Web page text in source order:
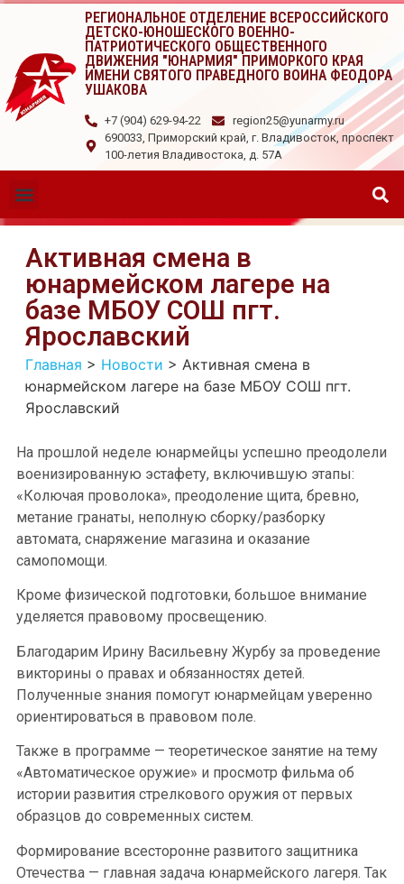
РЕГИОНАЛЬНОЕ ОТДЕЛЕНИЕ ВСЕРОССИЙСКОГО
ДЕТСКО-ЮНОШЕСКОГО ВОЕННО-
ПАТРИОТИЧЕСКОГО ОБЩЕСТВЕННОГО
ДВИЖЕНИЯ "ЮНАРМИЯ" ПРИМОРКОГО КРАЯ
ИМЕНИ СВЯТОГО ПРАВЕДНОГО ВОИНА ФЕОДОРА
УШАКОВА
+7 (904) 629-94-22
region25@yunarmy.ru
690033, Приморский край, г. Владивосток, проспект
100-летия Владивостока, д. 57А
Активная смена в
юнармейском лагере на
базе МБОУ СОШ пгт.
Ярославский
Главная > Новости > Активная смена в
юнармейском лагере на базе МБОУ СОШ пгт.
Ярославский
На прошлой неделе юнармейцы успешно преодолели
военизированную эстафету, включившую этапы:
«Колючая проволока», преодоление щита, бревно,
метание гранаты, неполную сборку/разборку
автомата, снаряжение магазина и оказание
самопомощи.
Кроме физической подготовки, большое внимание
уделяется правовому просвещению.
Благодарим Ирину Васильевну Журбу за проведение
викторины о правах и обязанностях детей.
Полученные знания помогут юнармейцам уверенно
ориентироваться в правовом поле.
Также в программе — теоретическое занятие на тему
«Автоматическое оружие» и просмотр фильма об
истории развития стрелкового оружия от первых
образцов до современных систем.
Формирование всесторонне развитого защитника
Отечества — главная задача юнармейского лагеря. Так